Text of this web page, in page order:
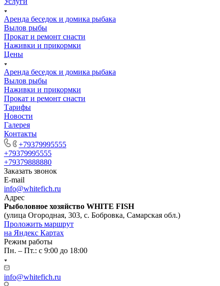
Аренда беседок и домика рыбака
Вылов рыбы
Прокат и ремонт снасти
Наживки и прикормки
Цены
Аренда беседок и домика рыбака
Вылов рыбы
Наживки и прикормки
Прокат и ремонт снасти
Тарифы
Новости
Галерея
Контакты
+79379995555
+79379995555
+79379888880
Заказать звонок
E-mail
info@whitefich.ru
Адрес
Рыболовное хозяйство WHITE FISH
(улица Огородная, 303, с. Бобровка, Самарская обл.)
Проложить маршрут
на Яндекс Картах
Режим работы
Пн. – Пт.: с 9:00 до 18:00
info@whitefich.ru